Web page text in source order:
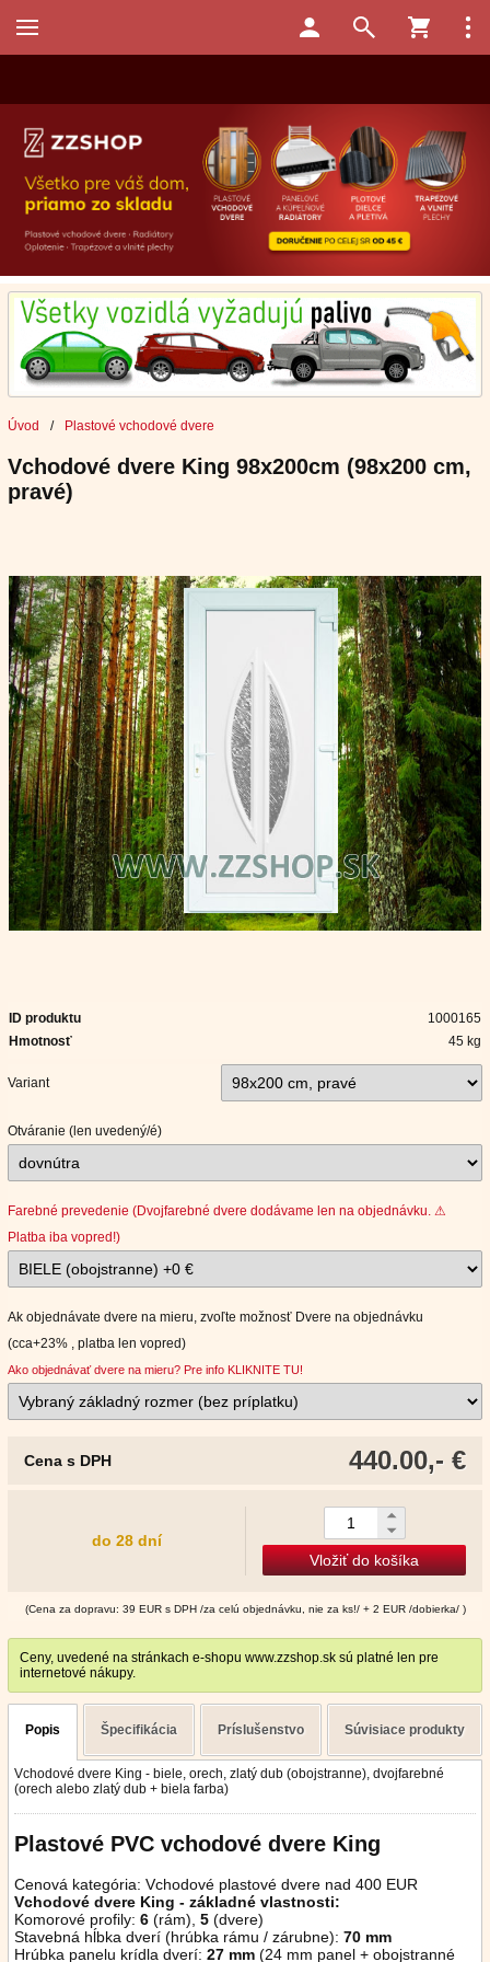
Úvod / Plastové vchodové dvere
Vchodové dvere King 98x200cm (98x200 cm,
pravé)
ID produktu
1000165
Hmotnosť
45 kg
Variant
Otváranie (len uvedený/é)
Farebné prevedenie (Dvojfarebné dvere dodávame len na objednávku. ⚠
Platba iba vopred!)
Ak objednávate dvere na mieru, zvoľte možnosť Dvere na objednávku
(cca+23% , platba len vopred)
Ako objednávať dvere na mieru? Pre info KLIKNITE TU!
440.00,- €
Cena s DPH
do 28 dní
Vložiť do košíka
(Cena za dopravu: 39 EUR s DPH /za celú objednávku, nie za ks!/ + 2 EUR /dobierka/ )
Ceny, uvedené na stránkach e-shopu www.zzshop.sk sú platné len pre
internetové nákupy.
Popis Špecifikácia Príslušenstvo Súvisiace produkty
Vchodové dvere King - biele, orech, zlatý dub (obojstranne), dvojfarebné
(orech alebo zlatý dub + biela farba)
Plastové PVC vchodové dvere King
Cenová kategória: Vchodové plastové dvere nad 400 EUR
Vchodové dvere King - základné vlastnosti:
Komorové profily: 6 (rám), 5 (dvere)
Stavebná hĺbka dverí (hrúbka rámu / zárubne): 70 mm
Hrúbka panelu krídla dverí: 27 mm (24 mm panel + obojstranné